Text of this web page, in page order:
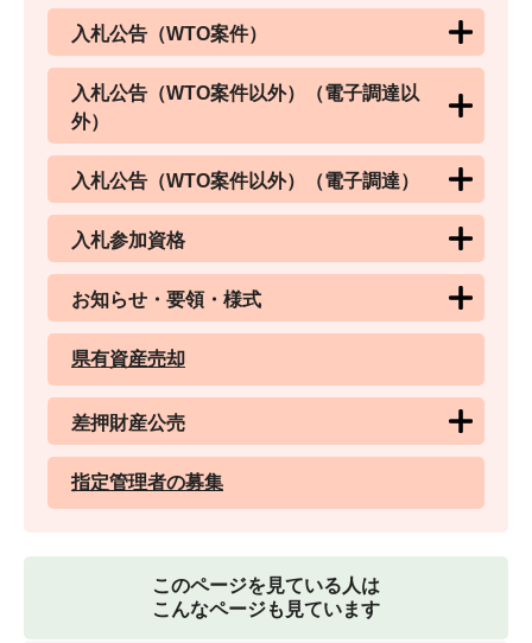
入札公告（WTO案件）
入札公告（WTO案件以外）（電子調達以
外）
入札公告（WTO案件以外）（電子調達）
入札参加資格
お知らせ・要領・様式
県有資産売却
差押財産公売
指定管理者の募集
このページを見ている人は
こんなページも見ています